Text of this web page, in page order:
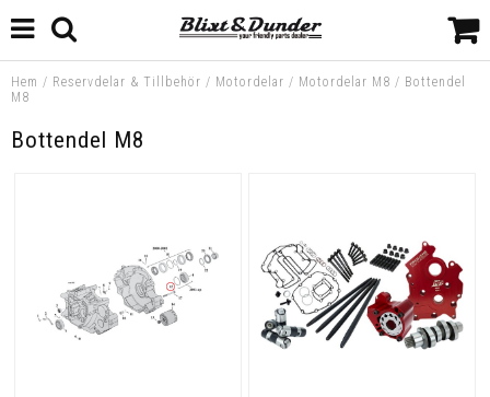
Hem / Reservdelar & Tillbehör / Motordelar / Motordelar M8 / Bottendel
M8
Bottendel M8